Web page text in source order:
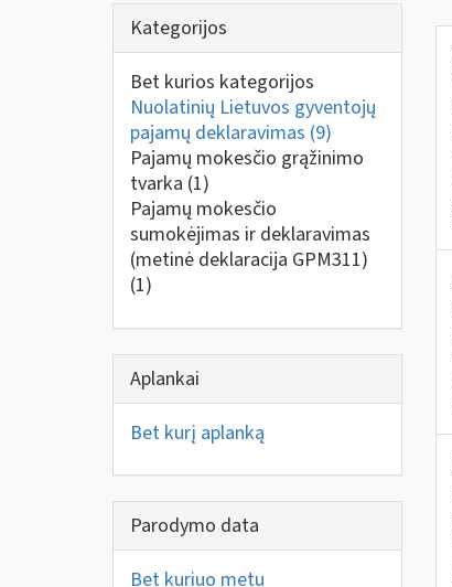
Kategorijos
Bet kurios kategorijos
Nuolatinių Lietuvos gyventojų
pajamų deklaravimas (9)
Pajamų mokesčio grąžinimo
tvarka (1)
Pajamų mokesčio
sumokėjimas ir deklaravimas
(metinė deklaracija GPM311)
(1)
Aplankai
Bet kurį aplanką
Parodymo data
Bet kuriuo metu